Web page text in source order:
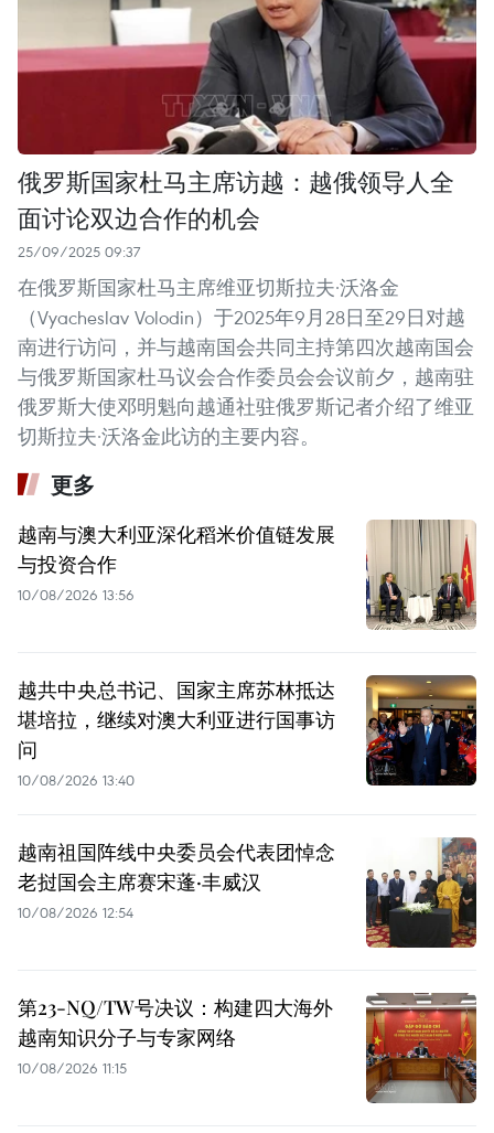
俄罗斯国家杜马主席访越：越俄领导人全
面讨论双边合作的机会
25/09/2025 09:37
在俄罗斯国家杜马主席维亚切斯拉夫·沃洛金
（Vyacheslav Volodin）于2025年9月28日至29日对越
南进行访问，并与越南国会共同主持第四次越南国会
与俄罗斯国家杜马议会合作委员会会议前夕，越南驻
俄罗斯大使邓明魁向越通社驻俄罗斯记者介绍了维亚
切斯拉夫·沃洛金此访的主要内容。
更多
越南与澳大利亚深化稻米价值链发展
与投资合作
10/08/2026 13:56
越共中央总书记、国家主席苏林抵达
堪培拉，继续对澳大利亚进行国事访
问
10/08/2026 13:40
越南祖国阵线中央委员会代表团悼念
老挝国会主席赛宋蓬·丰威汉
10/08/2026 12:54
第23-NQ/TW号决议：构建四大海外
越南知识分子与专家网络
10/08/2026 11:15